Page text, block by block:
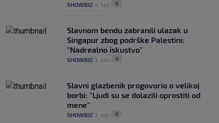
SHOWBIZ 4. kol. 0
Slavnom bendu zabranili ulazak u
Singapur zbog podrške Palestini:
"Nadrealno iskustvo"
SHOWBIZ 3. kol. 0
Slavni glazbenik progovorio o velikoj
borbi: "Ljudi su se dolazili oprostiti od
mene"
SHOWBIZ 3. kol. 0